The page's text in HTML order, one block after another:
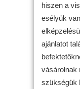
hiszen a
esélyük
ajánlatot
vásárolnak
szükségük